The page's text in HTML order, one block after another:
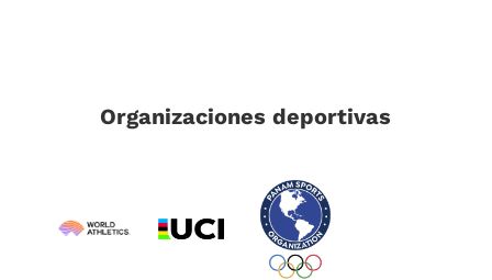
Organizaciones deportivas